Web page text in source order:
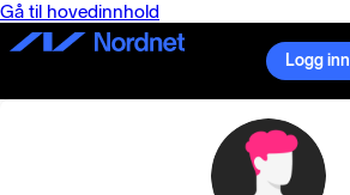
Gå til hovedinnhold
Logg inn